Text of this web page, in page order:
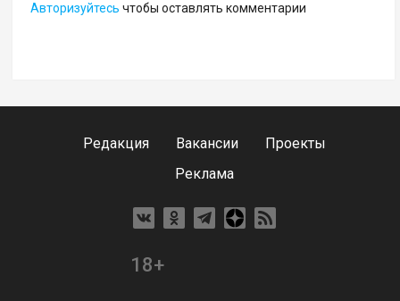
Авторизуйтесь чтобы оставлять комментарии
Редакция Вакансии
Проекты
Реклама
18+